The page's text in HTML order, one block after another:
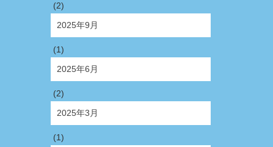
(2)
2025年9月
(1)
2025年6月
(2)
2025年3月
(1)